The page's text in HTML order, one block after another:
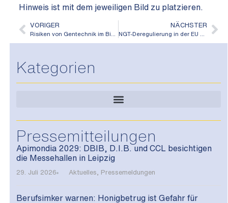
Hinweis ist mit dem jeweiligen Bild zu platzieren.
VORIGER NÄCHSTER
Kategorien
Pressemitteilungen
Apimondia 2029: DBIB, D.I.B. und CCL besichtigen
die Messehallen in Leipzig
29. Juli 2026 Aktuelles Pressemeldungen
Berufsimker warnen: Honigbetrug ist Gefahr für